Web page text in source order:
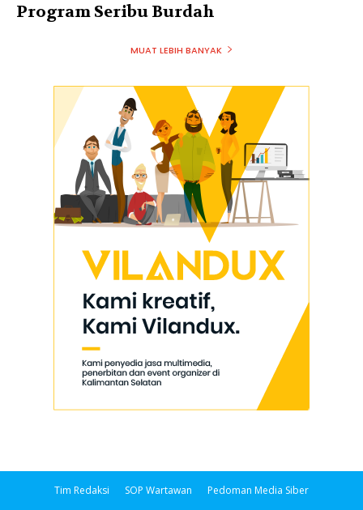
Program Seribu Burdah
MUAT LEBIH BANYAK
Tim Redaksi SOP Wartawan Pedoman Media Siber